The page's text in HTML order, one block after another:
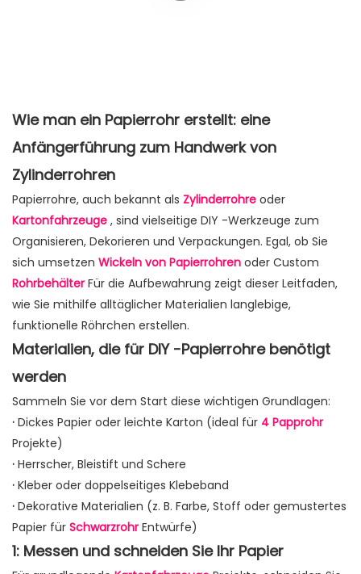
Wie man ein Papierrohr erstellt: eine
Anfängerführung zum Handwerk von
Zylinderrohren
Papierrohre, auch bekannt als Zylinderrohre oder
Kartonfahrzeuge , sind vielseitige DIY -Werkzeuge zum
Organisieren, Dekorieren und Verpackungen. Egal, ob Sie
sich umsetzen Wickeln von Papierrohren oder Custom
RohrbehälterFür die Aufbewahrung zeigt dieser Leitfaden,
wie Sie mithilfe alltäglicher Materialien langlebige,
funktionelle Röhrchen erstellen.
Materialien, die für DIY -Papierrohre benötigt
werden
Sammeln Sie vor dem Start diese wichtigen Grundlagen:
· Dickes Papier oder leichte Karton (ideal für 4 Papprohr
Projekte)
· Herrscher, Bleistift und Schere
· Kleber oder doppelseitiges Klebeband
· Dekorative Materialien (z. B. Farbe, Stoff oder gemustertes
Papier für SchwarzrohrEntwürfe)
1: Messen und schneiden Sie Ihr Papier